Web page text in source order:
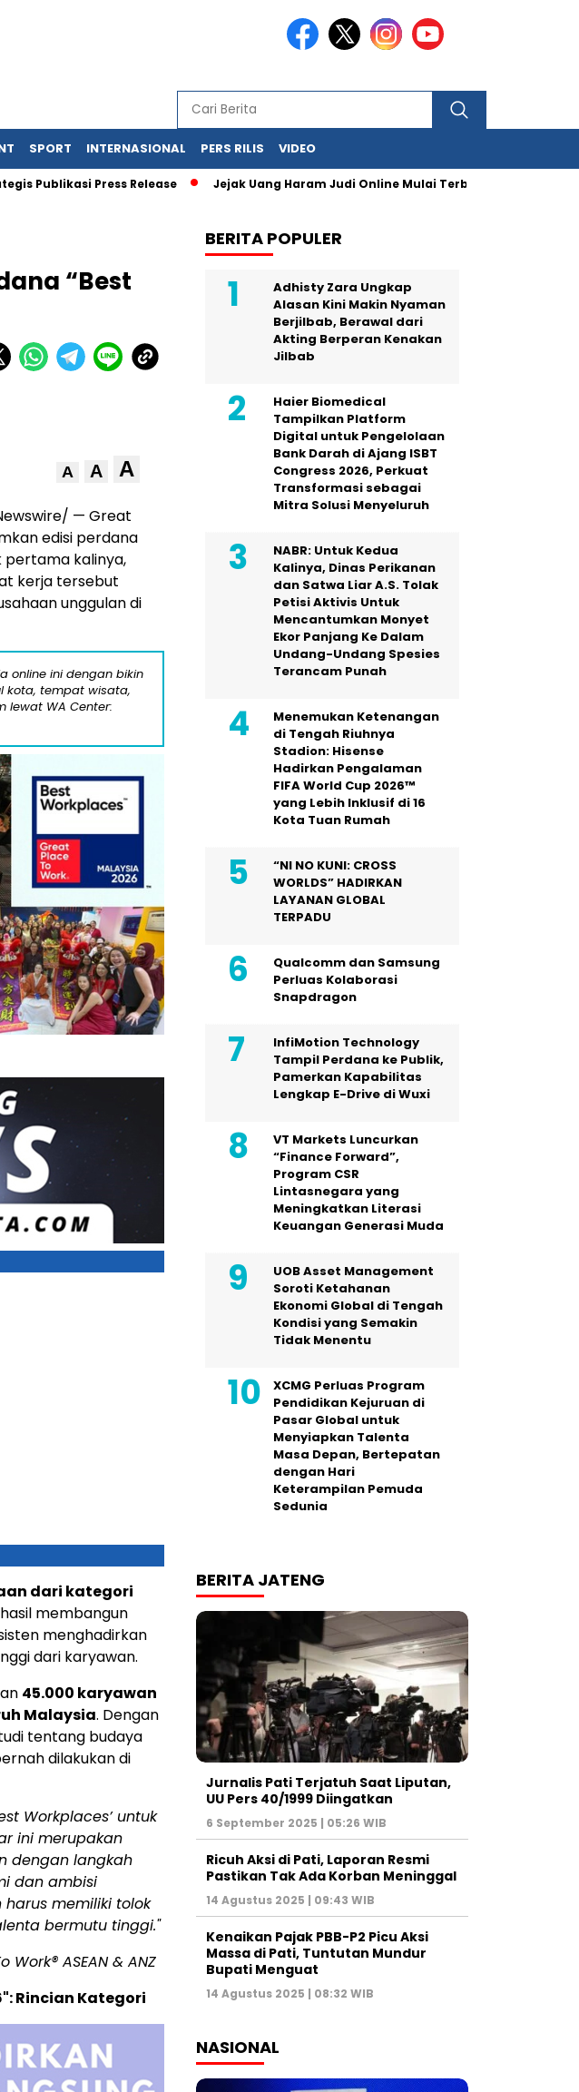
SPORT INTERNASIONAL PERS RILIS VIDEO
Press Release Jejak Uang Haram Judi Online Mulai Terbaca, Dana Judi Online
“Best
A A A
— Great
edisi perdana
pertama kalinya,
kerja tersebut
unggulan di
online ini dengan bikin
kota, tempat wisata,
lewat WA Center:
dari kategori
membangun
menghadirkan
dari karyawan.
45.000 karyawan
Malaysia. Dengan
tentang budaya
dilakukan di
Workplaces’ untuk
ini merupakan
dengan langkah
dan ambisi
memiliki tolok
bermutu tinggi."
ASEAN & ANZ
Rincian Kategori
BERITA POPULER
Adhisty Zara Ungkap
Alasan Kini Makin Nyaman
Berjilbab, Berawal dari
Akting Berperan Kenakan
Jilbab
Haier Biomedical
Tampilkan Platform
Digital untuk Pengelolaan
Bank Darah di Ajang ISBT
Congress 2026, Perkuat
Transformasi sebagai
Mitra Solusi Menyeluruh
NABR: Untuk Kedua
Kalinya, Dinas Perikanan
dan Satwa Liar A.S. Tolak
Petisi Aktivis Untuk
Mencantumkan Monyet
Ekor Panjang Ke Dalam
Undang-Undang Spesies
Terancam Punah
Menemukan Ketenangan
di Tengah Riuhnya
Stadion: Hisense
Hadirkan Pengalaman
FIFA World Cup 2026™
yang Lebih Inklusif di 16
Kota Tuan Rumah
“NI NO KUNI: CROSS
WORLDS” HADIRKAN
LAYANAN GLOBAL
TERPADU
Qualcomm dan Samsung
Perluas Kolaborasi
Snapdragon
InfiMotion Technology
Tampil Perdana ke Publik,
Pamerkan Kapabilitas
Lengkap E-Drive di Wuxi
VT Markets Luncurkan
“Finance Forward”,
Program CSR
Lintasnegara yang
Meningkatkan Literasi
Keuangan Generasi Muda
UOB Asset Management
Soroti Ketahanan
Ekonomi Global di Tengah
Kondisi yang Semakin
Tidak Menentu
XCMG Perluas Program
Pendidikan Kejuruan di
Pasar Global untuk
Menyiapkan Talenta
Masa Depan, Bertepatan
dengan Hari
Keterampilan Pemuda
Sedunia
BERITA JATENG
Jurnalis Pati Terjatuh Saat Liputan,
UU Pers 40/1999 Diingatkan
6 September 2025 | 05:26 WIB
Ricuh Aksi di Pati, Laporan Resmi
Pastikan Tak Ada Korban Meninggal
14 Agustus 2025 | 09:43 WIB
Kenaikan Pajak PBB-P2 Picu Aksi
Massa di Pati, Tuntutan Mundur
Bupati Menguat
14 Agustus 2025 | 08:32 WIB
NASIONAL